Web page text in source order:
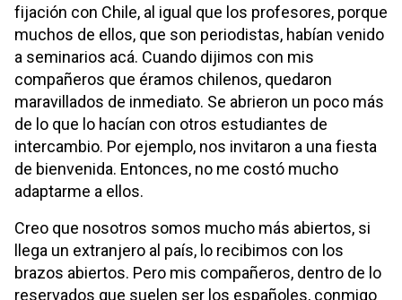
fijación con Chile, al igual que los profesores, porque
muchos de ellos, que son periodistas, habían venido
a seminarios acá. Cuando dijimos con mis
compañeros que éramos chilenos, quedaron
maravillados de inmediato. Se abrieron un poco más
de lo que lo hacían con otros estudiantes de
intercambio. Por ejemplo, nos invitaron a una fiesta
de bienvenida. Entonces, no me costó mucho
adaptarme a ellos.
Creo que nosotros somos mucho más abiertos, si
llega un extranjero al país, lo recibimos con los
brazos abiertos. Pero mis compañeros, dentro de lo
reservados que suelen ser los españoles, conmigo